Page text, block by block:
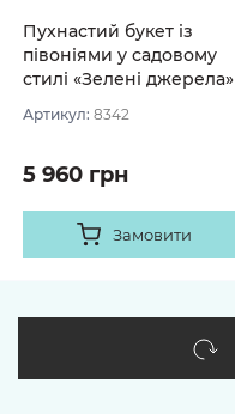
Пухнастий букет із
півоніями у садовому
стилі «Зелені джерела»
Артикул: 8342
5 960 грн
Замовити